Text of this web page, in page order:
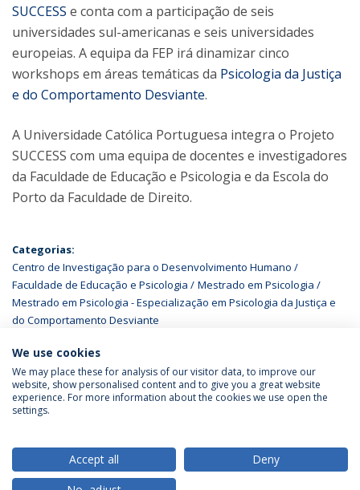
SUCCESS e conta com a participação de seis
universidades sul-americanas e seis universidades
europeias. A equipa da FEP irá dinamizar cinco
workshops em áreas temáticas da Psicologia da Justiça
e do Comportamento Desviante.
A Universidade Católica Portuguesa integra o Projeto
SUCCESS com uma equipa de docentes e investigadores
da Faculdade de Educação e Psicologia e da Escola do
Porto da Faculdade de Direito.
Categorias:
Centro de Investigação para o Desenvolvimento Humano
Faculdade de Educação e Psicologia
Mestrado em Psicologia
Mestrado em Psicologia - Especialização em Psicologia da Justiça e
do Comportamento Desviante
Política de Privacidade
Termos & Condições
We use cookies
We may place these for analysis of our visitor data, to improve our
website, show personalised content and to give you a great website
experience. For more information about the cookies we use open the
settings.
Accept all
Deny